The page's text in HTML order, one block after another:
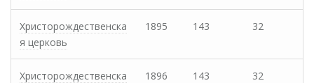
Христорождественска
я церковь
1895 143 32
Христорождественска
1896 143 32